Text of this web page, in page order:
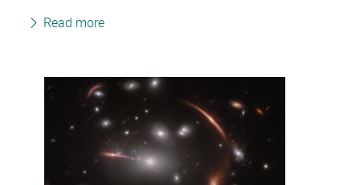
Read more